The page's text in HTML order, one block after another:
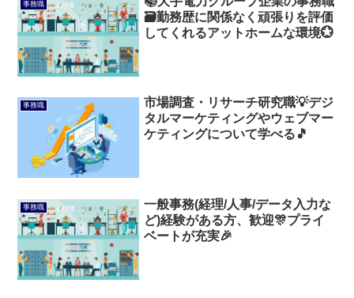
事務職
🗃️勤務歴に関係なく頑張りを評価
してくれるアットホームな環境💮
事務職
市場調査・リサーチ研究職💡デジ
タルマーケティングやウェブマー
ケティングについて学べる🎵
事務職
一般事務(経理/人事/データ入力な
ど)経験がある方、歓迎🎊プライ
ベートが充実🎉